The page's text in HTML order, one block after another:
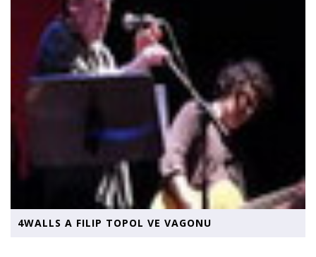
4WALLS A FILIP TOPOL VE VAGONU